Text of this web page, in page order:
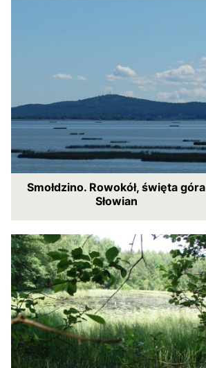
Smołdzino. Rowokół, święta góra
Słowian